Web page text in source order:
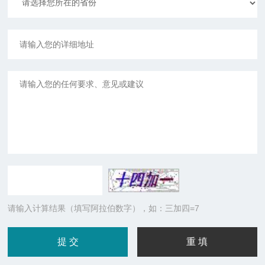
请输入计算结果（填写阿拉伯数字），如：三加四=7